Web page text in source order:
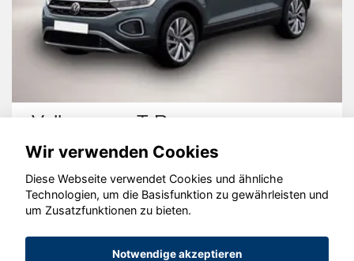
Volkswagen T-Roc
© konjunkturmotor.de GmbH 2020 - 2026
Wir verwenden Cookies
Diese Webseite verwendet Cookies und ähnliche
Technologien, um die Basisfunktion zu gewährleisten und
um Zusatzfunktionen zu bieten.
Notwendige akzeptieren